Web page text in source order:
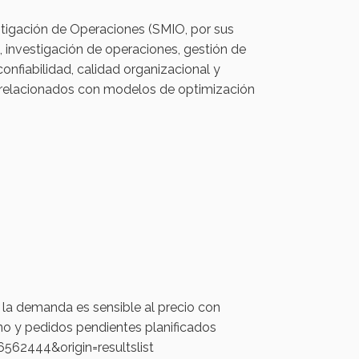
de Operaciones (SMIO, por sus
de operaciones, gestión de
calidad organizacional y
con modelos de optimización
demanda es sensible al precio con
y pedidos pendientes planificados